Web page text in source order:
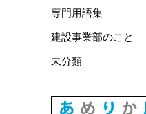
専門用語集
建設事業部のこと
未分類